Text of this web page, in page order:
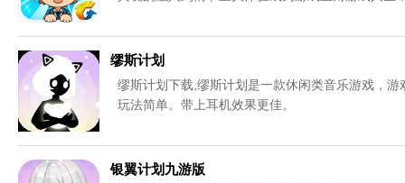
缪斯计划
缪斯计划下载,缪斯计划是一款休闲类音乐游戏，
玩法简单。带上耳机效果更佳。
银翼计划九游版